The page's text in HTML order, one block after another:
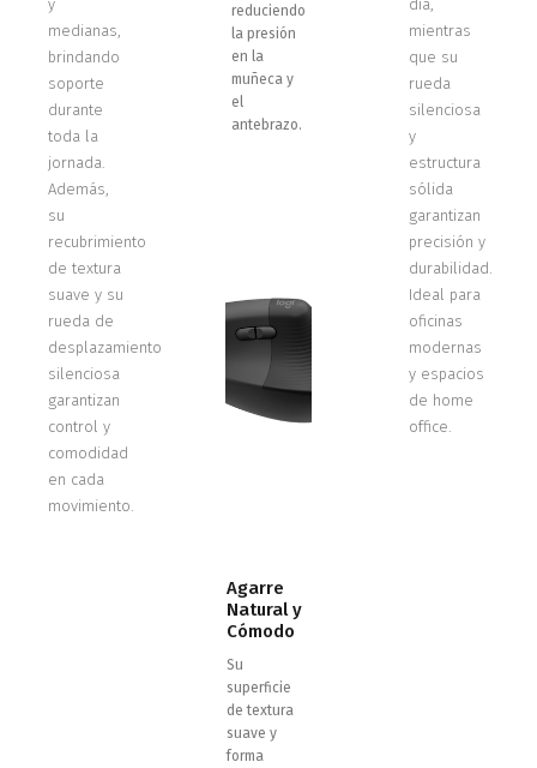
y
medianas,
brindando
soporte
durante
toda la
jornada.
Además,
su
recubrimiento
de textura
suave y su
rueda de
desplazamiento
silenciosa
garantizan
control y
comodidad
en cada
movimiento.
reduciendo
la presión
en la
muñeca y
el
antebrazo.
Agarre
Natural y
Cómodo
Su
superficie
de textura
suave y
forma
día,
mientras
que su
rueda
silenciosa
y
estructura
sólida
garantizan
precisión y
durabilidad.
Ideal para
oficinas
modernas
y espacios
de home
office.